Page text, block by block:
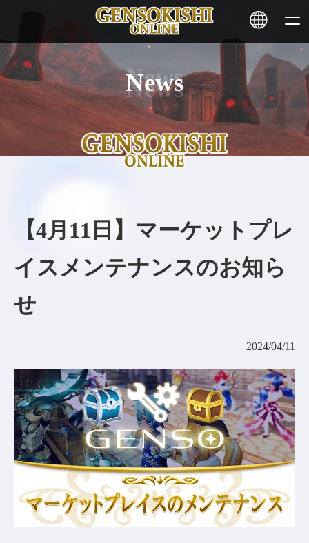
ニュース
ステーキング
その他
お問い合わせ
AGREEMENT&LICENCE
News
【4月11日】マーケットプレ
イスメンテナンスのお知ら
せ
2024/04/11